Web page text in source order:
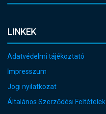
LINKEK
Adatvédelmi tájékoztató
Impresszum
Jogi nyilatkozat
Általános Szerződési Feltételek